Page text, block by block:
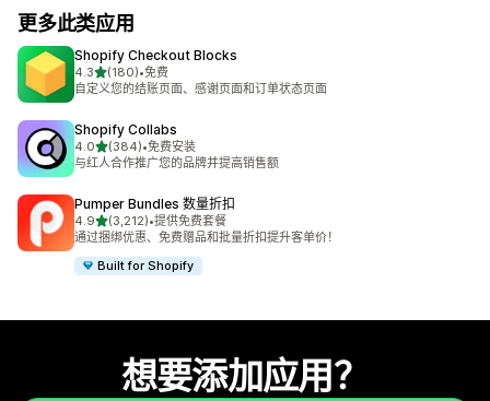
更多此类应用
Shopify Checkout Blocks
4.3星（满分 5 星）
(180)
总共 180 条评论
•免费
自定义您的结账页面、感谢页面和订单状态页面
Shopify Collabs
4.0星（满分 5 星）
(384)
总共 384 条评论
•免费安装
与红人合作推广您的品牌并提高销售额
Pumper Bundles 数量折扣
4.9星（满分 5 星）
(3,212)
总共 3212 条评论
•提供免费套餐
通过捆绑优惠、免费赠品和批量折扣提升客单价！
Built for Shopify
想要添加应用？